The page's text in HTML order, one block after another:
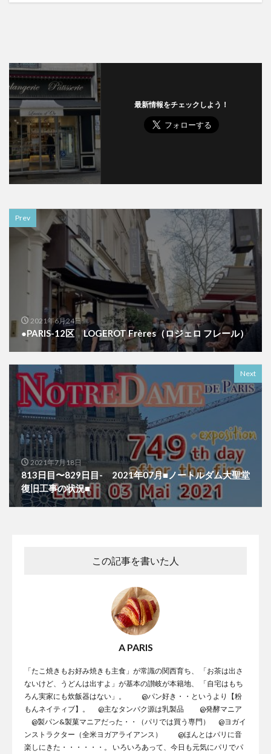
最新情報をチェックしよう！
Prev
2021年6月24日
●PARIS-12区 LOGEROT Frères（ロジェロ フレール）
Next
2021年7月18日
813日目〜829日目- 2021年07月■ノートルダム大聖堂
復旧工事の状況■
この記事を書いた人
A PARIS
「たこ焼きもお好み焼きも主食」が常識の関西育ち、 「お茶は出さ
ないけど、うどんは出すよ」が基本の讃岐が本籍地、 「自宅はもち
ろん実家にも炊飯器はない」。 @パン好き・・というより【粉
もんネイティブ】。 @主なタンパク源は乳製品 @発酵マニア
@製パン&製菓マニアだった・・（パリでは買う専門） @ヨガイ
ンストラクター（全米ヨガアライアンス） @ほんとはパリに音
楽しにきた・・・・・・。 いろいろあって、今日も元気にパリでパ